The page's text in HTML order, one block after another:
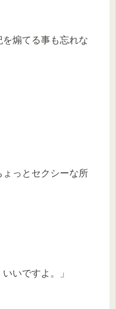
煽てる事も忘れな
ょっとセクシーな所
いですよ。」